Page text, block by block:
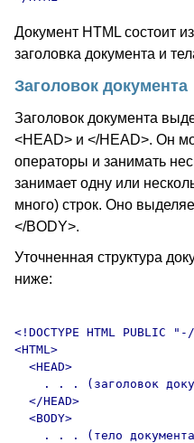
Документ HTML состоит
заголовка документа и
Заголовок документа
Заголовок документа
<HEAD> и </HEAD>. Он
операторы и занимать
занимает одну или
много) строк. Оно
</BODY>.
Уточненная структура
ниже:
<!DOCTYPE HTML PUBLIC
<HTML>
  <HEAD>
. . . (заголовок
  </HEAD>
  <BODY>
. . . (тело